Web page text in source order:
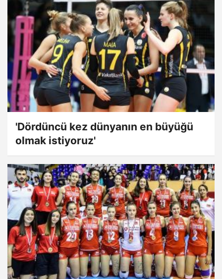
'Dördüncü kez dünyanın en büyüğü
olmak istiyoruz'